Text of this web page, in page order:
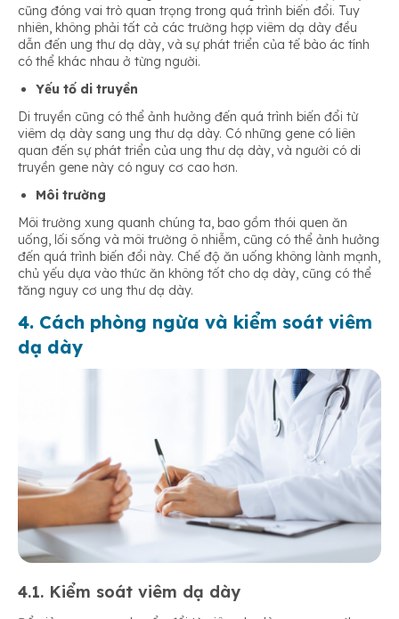
cũng đóng vai trò quan trọng trong quá trình biến đổi. Tuy
nhiên, không phải tất cả các trường hợp viêm dạ dày đều
dẫn đến ung thư dạ dày, và sự phát triển của tế bào ác tính
có thể khác nhau ở từng người.
Yếu tố di truyền
Di truyền cũng có thể ảnh hưởng đến quá trình biến đổi từ
viêm dạ dày sang ung thư dạ dày. Có những gene có liên
quan đến sự phát triển của ung thư dạ dày, và người có di
truyền gene này có nguy cơ cao hơn.
Môi trường
Môi trường xung quanh chúng ta, bao gồm thói quen ăn
uống, lối sống và môi trường ô nhiễm, cũng có thể ảnh hưởng
đến quá trình biến đổi này. Chế độ ăn uống không lành mạnh,
chủ yếu dựa vào thức ăn không tốt cho dạ dày, cũng có thể
tăng nguy cơ ung thư dạ dày.
4. Cách phòng ngừa và kiểm soát viêm
dạ dày
4.1. Kiểm soát viêm dạ dày